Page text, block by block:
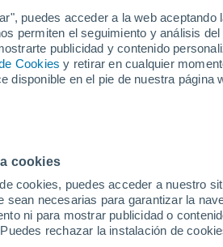
puedes acceder a la web
permiten el seguimiento y análisis
publicidad y contenido
Cookies y retirar en cualquier
disponible en el pie de nuestra página
cookies
cookies, puedes acceder a nuestro
sean necesarias para garantizar la
ni para mostrar publicidad o
rechazar la instalación de
0 3 5 2